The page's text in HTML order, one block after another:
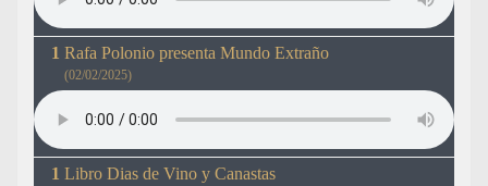
Rafa Polonio presenta Mundo Extraño
(02/02/2025)
Libro Dias de Vino y Canastas